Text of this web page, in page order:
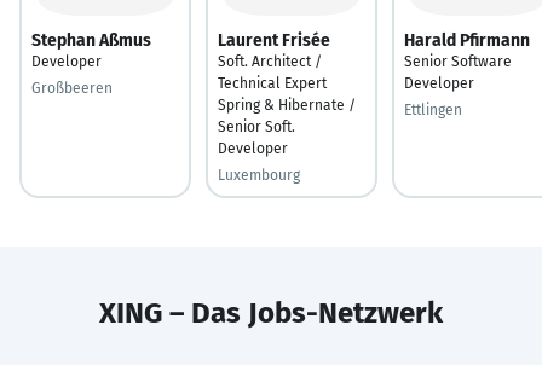
Stephan Aßmus
Developer
Großbeeren
Laurent Frisée
Soft. Architect /
Technical Expert
Spring & Hibernate /
Senior Soft.
Developer
Luxembourg
Harald Pfirmann
Senior Software
Developer
Ettlingen
XING – Das Jobs-Netzwerk